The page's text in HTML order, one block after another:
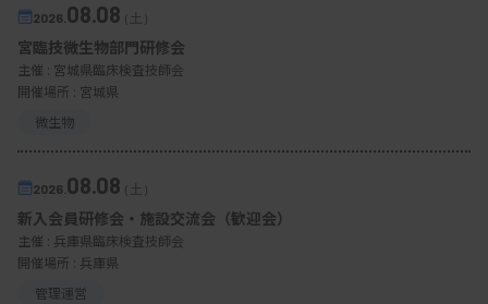
2026. 08.08（土）
宮臨技微生物部門研修会
主催 : 宮城県臨床検査技師会
開催場所 : 宮城県
微生物
2026. 08.08（土）
新入会員研修会・施設交流会（歓迎会）
主催 : 兵庫県臨床検査技師会
開催場所 : 兵庫県
管理運営